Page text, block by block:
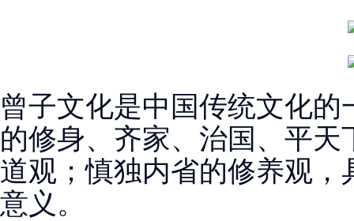
曾子文化是中国传统文化
的修身、齐家、治国、平
道观；慎独内省的修养观
意义。